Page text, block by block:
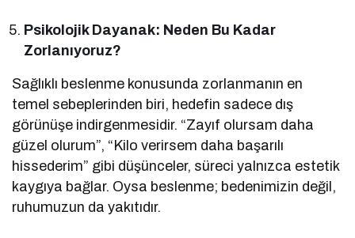
Psikolojik Dayanak: Neden Bu Kadar
Zorlanıyoruz?
Sağlıklı beslenme konusunda zorlanmanın en
temel sebeplerinden biri, hedefin sadece dış
görünüşe indirgenmesidir. “Zayıf olursam daha
güzel olurum”, “Kilo verirsem daha başarılı
hissederim” gibi düşünceler, süreci yalnızca estetik
kaygıya bağlar. Oysa beslenme; bedenimizin değil,
ruhumuzun da yakıtıdır.